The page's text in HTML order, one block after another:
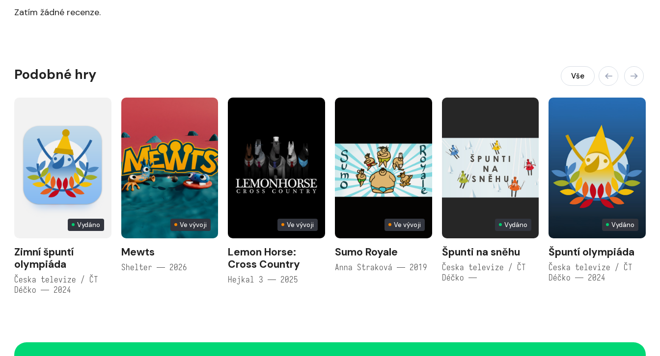
Zatím žádné recenze.
Podobné hry Vše
Vydáno
Zimní špuntí
olympiáda
Česka televize / ČT
Déčko — 2024
Ve vývoji
Mewts
Shelter — 2026
Ve vývoji
Lemon Horse:
Cross Country
Hejkal 3 — 2025
Ve vývoji
Sumo Royale
Anna Straková — 2019
Vydáno
Špunti na sněhu
Česka televize / ČT
Déčko —
Vydáno
Špuntí olympiáda
Česka televize / ČT
Déčko — 2024